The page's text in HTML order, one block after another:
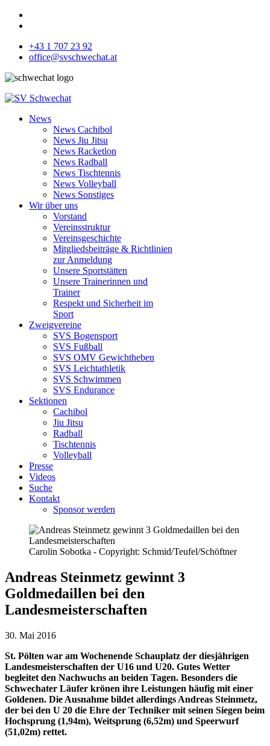
+43 1 707 23 92
office@svschwechat.at
News
News Cachibol
News Jiu Jitsu
News Racketlon
News Radball
News Tischtennis
News Volleyball
News Sonstiges
Wir über uns
Vorstand
Vereinsstruktur
Vereinsgeschichte
Mitgliedsbeiträge & Richtlinien
zur Anmeldung
Unsere Sportstätten
Unsere Trainerinnen und
Trainer
Respekt und Sicherheit im
Sport
Zweigvereine
SVS Bogensport
SVS Fußball
SVS OMV Gewichtheben
SVS Leichtathletik
SVS Schwimmen
SVS Endurance
Sektionen
Cachibol
Jiu Jitsu
Radball
Tischtennis
Volleyball
Presse
Videos
Suche
Kontakt
Sponsor werden
Carolin Sobotka - Copyright: Schmid/Teufel/Schöftner
Andreas Steinmetz gewinnt 3
Goldmedaillen bei den
Landesmeisterschaften
30. Mai 2016
St. Pölten war am Wochenende Schauplatz der diesjährigen
Landesmeisterschaften der U16 und U20. Gutes Wetter
begleitet den Nachwuchs an beiden Tagen. Besonders die
Schwechater Läufer krönen ihre Leistungen häufig mit einer
Goldenen. Die Ausnahme bildet allerdings Andreas Steinmetz,
der bei den U 20 die Ehre der Techniker mit seinen Siegen beim
Hochsprung (1,94m), Weitsprung (6,52m) und Speerwurf
(51,02m) rettet.